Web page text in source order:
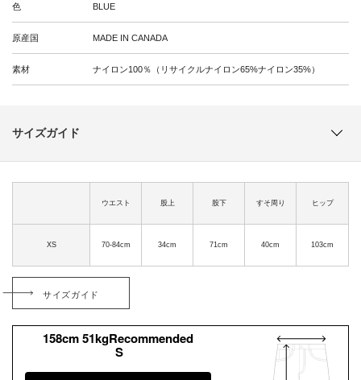
色 BLUE
原産国 MADE IN CANADA
素材 ナイロン100％（リサイクルナイロン65%ナイロン35%）
サイズガイド
ウエスト 股上 股下 すそ周り ヒップ
XS 70-84cm 34cm 71cm 40cm 103cm
サイズガイド
158cm 51kgRecommended
S